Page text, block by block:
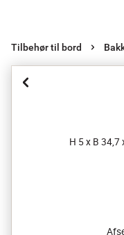
Tilbehør til bord
H 5 x B